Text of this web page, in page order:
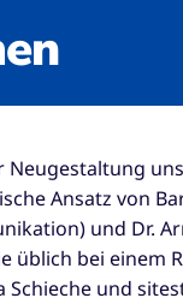
Neugestaltung
Ansatz von
und Dr.
üblich bei einem
Schieche und